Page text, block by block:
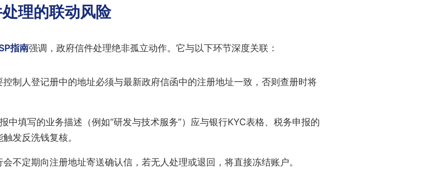
理的联动风险
指南强调，政府信件处理绝非孤立动作。它与以下环节深度关联：
控制人登记册中的地址必须与最新政府信函中的注册地址一致，否则查册时将
中填写的业务描述（例如“研发与技术服务”）应与银行KYC表格、税务申报的
发反洗钱复核。
会不定期向注册地址寄送确认信，若无人处理或退回，将直接冻结账户。